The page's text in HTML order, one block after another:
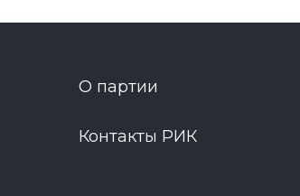
О партии
Контакты РИК